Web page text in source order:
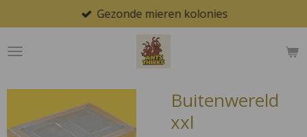
direct
naar
Gezonde mieren kolonies
Buitenwereld
xxl